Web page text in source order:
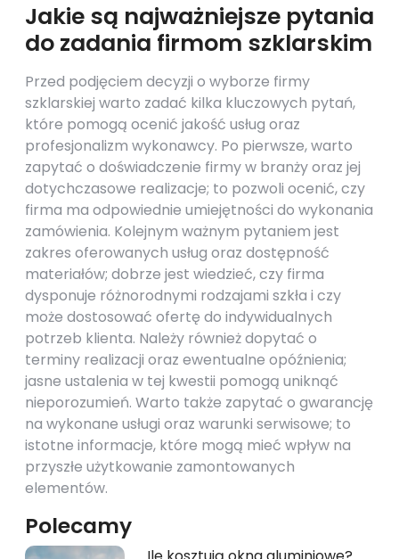
Jakie są najważniejsze pytania
do zadania firmom szklarskim
Przed podjęciem decyzji o wyborze firmy
szklarskiej warto zadać kilka kluczowych pytań,
które pomogą ocenić jakość usług oraz
profesjonalizm wykonawcy. Po pierwsze, warto
zapytać o doświadczenie firmy w branży oraz jej
dotychczasowe realizacje; to pozwoli ocenić, czy
firma ma odpowiednie umiejętności do wykonania
zamówienia. Kolejnym ważnym pytaniem jest
zakres oferowanych usług oraz dostępność
materiałów; dobrze jest wiedzieć, czy firma
dysponuje różnorodnymi rodzajami szkła i czy
może dostosować ofertę do indywidualnych
potrzeb klienta. Należy również dopytać o
terminy realizacji oraz ewentualne opóźnienia;
jasne ustalenia w tej kwestii pomogą uniknąć
nieporozumień. Warto także zapytać o gwarancję
na wykonane usługi oraz warunki serwisowe; to
istotne informacje, które mogą mieć wpływ na
przyszłe użytkowanie zamontowanych
elementów.
Polecamy